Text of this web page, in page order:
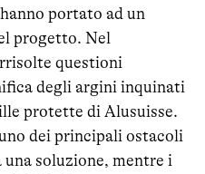
portato ad un
progetto. Nel
questioni
degli argini inquinati
protette di Alusuisse.
dei principali ostacoli
soluzione, mentre i